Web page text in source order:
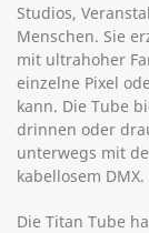
Studios,
Menschen. Sie
mit ultrahoher
einzelne Pixel
kann. Die Tube
drinnen oder
unterwegs mit
kabellosem DMX.
Die Titan Tube